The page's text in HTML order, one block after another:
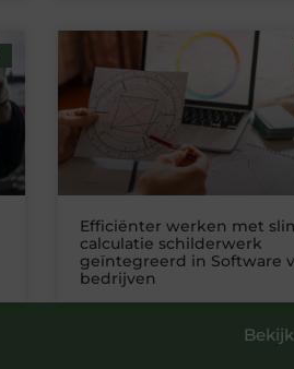
Efficiënter werken met
calculatie schilderwerk
geïntegreerd in Software
bedrijven